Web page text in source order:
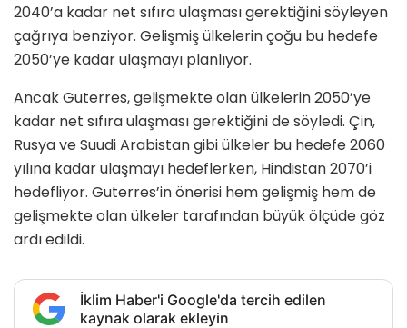
2040’a kadar net sıfıra ulaşması gerektiğini söyleyen
çağrıya benziyor. Gelişmiş ülkelerin çoğu bu hedefe
2050’ye kadar ulaşmayı planlıyor.
Ancak Guterres, gelişmekte olan ülkelerin 2050’ye
kadar net sıfıra ulaşması gerektiğini de söyledi. Çin,
Rusya ve Suudi Arabistan gibi ülkeler bu hedefe 2060
yılına kadar ulaşmayı hedeflerken, Hindistan 2070’i
hedefliyor. Guterres’in önerisi hem gelişmiş hem de
gelişmekte olan ülkeler tarafından büyük ölçüde göz
ardı edildi.
İklim Haber'i Google'da tercih edilen
kaynak olarak ekleyin